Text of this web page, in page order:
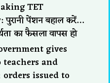
TET
पेंशन बहाल करें…
का फैसला वापस हो
gives
and
orders issued to